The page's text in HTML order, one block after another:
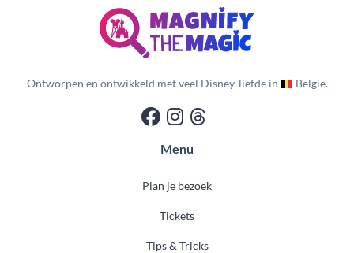
Ontworpen en ontwikkeld met veel Disney-liefde in België.
Menu
Plan je bezoek
Tickets
Tips & Tricks